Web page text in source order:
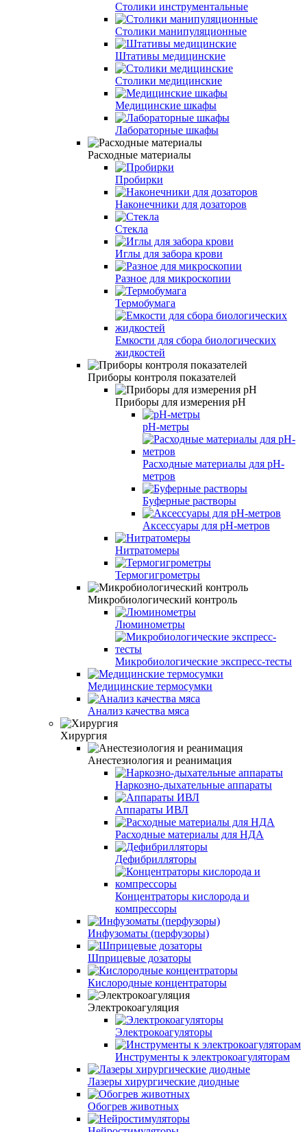
Столики инструментальные
Столики манипуляционные
Штативы медицинские
Столики медицинские
Медицинские шкафы
Лабораторные шкафы
Расходные материалы
Пробирки
Наконечники для дозаторов
Стекла
Иглы для забора крови
Разное для микроскопии
Термобумага
Емкости для сбора биологических
жидкостей
Приборы контроля показателей
Приборы для измерения pH
pH-метры
Расходные материалы для рН-
метров
Буферные растворы
Аксессуары для рН-метров
Нитратомеры
Термогигрометры
Микробиологический контроль
Люминометры
Микробиологические экспресс-тесты
Медицинские термосумки
Анализ качества мяса
Хирургия
Анестезиология и реанимация
Наркозно-дыхательные аппараты
Аппараты ИВЛ
Расходные материалы для НДА
Дефибрилляторы
Концентраторы кислорода и
компрессоры
Инфузоматы (перфузоры)
Шприцевые дозаторы
Кислородные концентраторы
Электрокоагуляция
Электрокоагуляторы
Инструменты к электрокоагуляторам
Лазеры хирургические диодные
Обогрев животных